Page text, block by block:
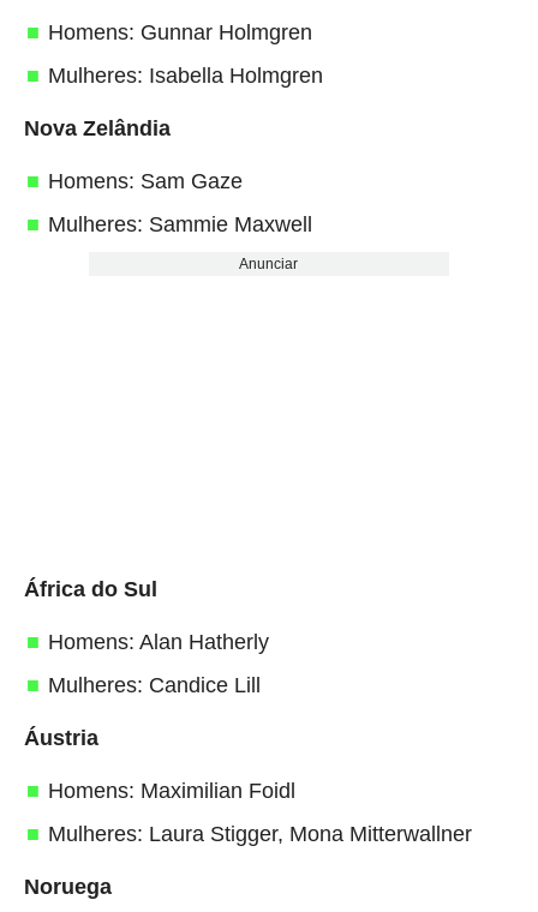
Homens: Gunnar Holmgren
Mulheres: Isabella Holmgren
Nova Zelândia
Homens: Sam Gaze
Mulheres: Sammie Maxwell
Anunciar
África do Sul
Homens: Alan Hatherly
Mulheres: Candice Lill
Áustria
Homens: Maximilian Foidl
Mulheres: Laura Stigger, Mona Mitterwallner
Noruega